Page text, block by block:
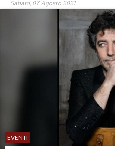
Sabato, 07 Agosto 2021
EVENTI